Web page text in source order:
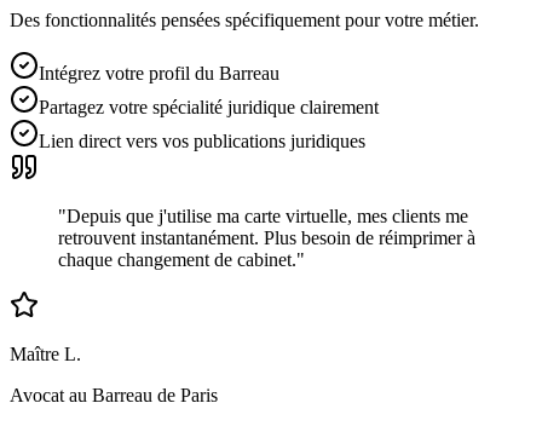
Des fonctionnalités pensées spécifiquement pour votre métier.
Intégrez votre profil du Barreau
Partagez votre spécialité juridique clairement
Lien direct vers vos publications juridiques
"Depuis que j'utilise ma carte virtuelle, mes clients me
retrouvent instantanément. Plus besoin de réimprimer à
chaque changement de cabinet."
Maître L.
Avocat au Barreau de Paris